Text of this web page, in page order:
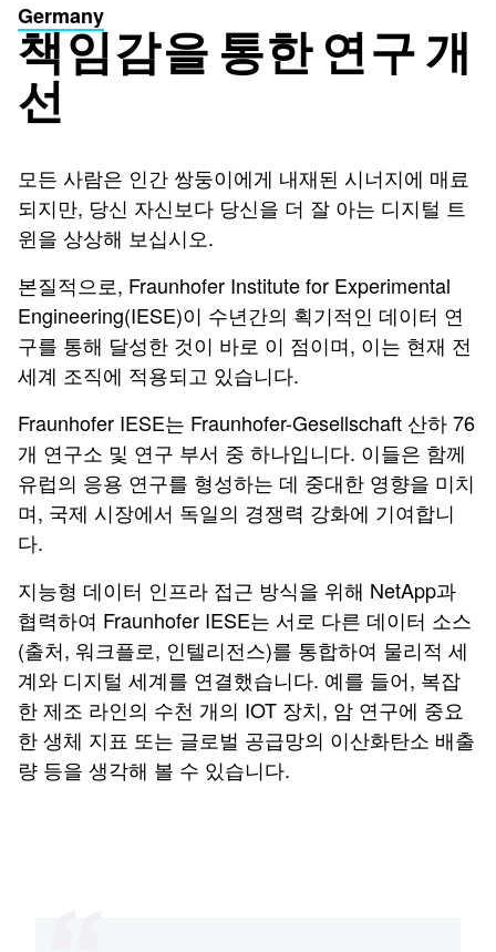
Germany
책임감을 통한 연구 개
선
모든 사람은 인간 쌍둥이에게 내재된 시너지에 매료
되지만, 당신 자신보다 당신을 더 잘 아는 디지털 트
윈을 상상해 보십시오.
본질적으로, Fraunhofer Institute for Experimental
Engineering(IESE)이 수년간의 획기적인 데이터 연
구를 통해 달성한 것이 바로 이 점이며, 이는 현재 전
세계 조직에 적용되고 있습니다.
Fraunhofer IESE는 Fraunhofer-Gesellschaft 산하 76
개 연구소 및 연구 부서 중 하나입니다. 이들은 함께
유럽의 응용 연구를 형성하는 데 중대한 영향을 미치
며, 국제 시장에서 독일의 경쟁력 강화에 기여합니
다.
지능형 데이터 인프라 접근 방식을 위해 NetApp과
협력하여 Fraunhofer IESE는 서로 다른 데이터 소스
(출처, 워크플로, 인텔리전스)를 통합하여 물리적 세
계와 디지털 세계를 연결했습니다. 예를 들어, 복잡
한 제조 라인의 수천 개의 IOT 장치, 암 연구에 중요
한 생체 지표 또는 글로벌 공급망의 이산화탄소 배출
량 등을 생각해 볼 수 있습니다.